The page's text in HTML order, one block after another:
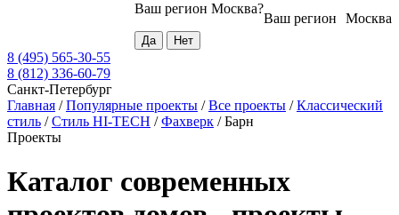
Москва
Ваш регион
Ваш регион Москва?
8 (495) 565-30-55
8 (812) 336-60-79
Санкт-Петербург
Главная /Популярные проекты /Все проекты /Классический
стиль /Стиль HI-TECH /Фахверк /Барн
Проекты
Каталог современных